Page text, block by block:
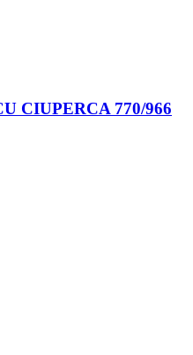
CIUPERCA 770/966